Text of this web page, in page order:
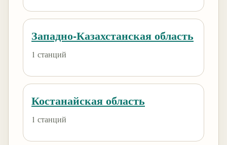
Западно-Казахстанская область
1 станций
Костанайская область
1 станций